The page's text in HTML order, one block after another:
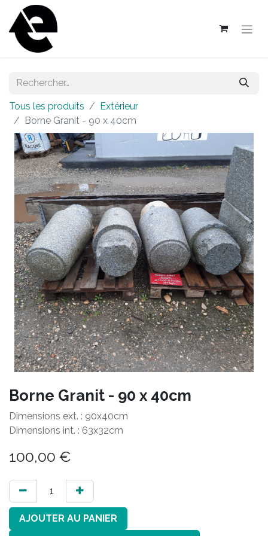
Tous les produits
Extérieur
Borne Granit - 90 x 40cm
Borne Granit - 90 x 40cm
Dimensions ext. : 90x40cm
Dimensions int. : 63x32cm
100,00 €
AJOUTER AU PANIER